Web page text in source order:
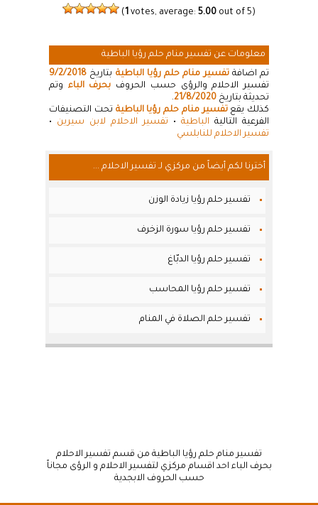
( 1 votes, average: 5.00 out of 5)
معلومات عن تفسير منام حلم رؤيا الباطية
تم اضافةتفسير منام حلم رؤيا الباطية بتاريخ 9/2/2018
تفسير الاحلام والرؤى حسب الحروف بحرف الباء وتم
تحديثة بتاريخ 21/8/2020
.
كذلك يقعتفسير منام حلم رؤيا الباطية تحت التصنيفات
الفرعية التالية الباطية • تفسير الاحلام لابن سيرين •
تفسير الاحلام للنابلسي
أخترنا لكم أيضاً من مركزي لـ تفسير الاحلام ...
تفسير حلم رؤيا زيادة الوزن
تفسير حلم رؤيا سورة الزخرف
تفسير حلم رؤيا الدبّاغ
تفسير حلم رؤيا المحاسب
تفسير حلم الصلاة في المنام
تفسير منام حلم رؤيا الباطية من قسم تفسير الاحلام
بحرف الباء احد اقسام مركزي لتفسير الاحلام و الرؤى مجاناً
حسب الحروف الابجدية